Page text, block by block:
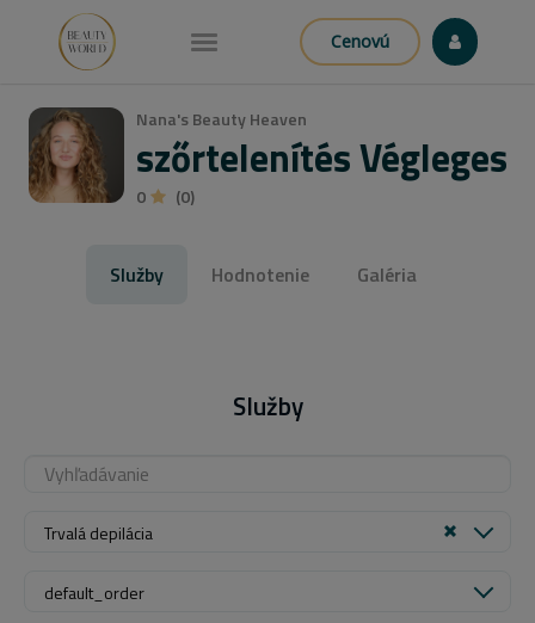
Cenovú
Nana's Beauty Heaven
szőrtelenítés Végleges
0 (0)
Služby Hodnotenie Galéria
Služby
Trvalá depilácia
default_order